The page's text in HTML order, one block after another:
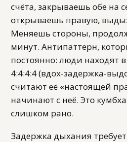
счёта, закрываешь обе на
открываешь правую,
Меняешь стороны,
минут. Антипаттерн,
постоянно: люди находят
4:4:4:4 (вдох-задержка-
считают её «настоящей
начинают с неё. Это
слишком рано.
Задержка дыхания